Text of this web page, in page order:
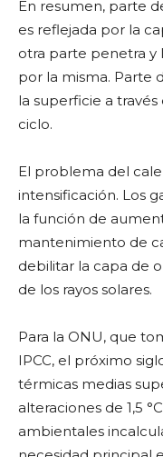
En resumen, parte
es reflejada por la
otra parte penetra y
por la misma. Parte
la superficie a
ciclo.
El problema del
intensificación. Los
la función de
mantenimiento de
debilitar la capa de
de los rayos solares.
Para la ONU, que
IPCC, el próximo
térmicas medias
alteraciones de 1,5
ambientales